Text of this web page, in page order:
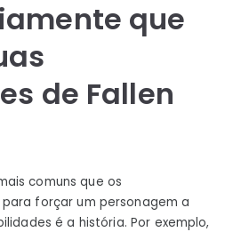
que
de Fallen
comuns que os
forçar um personagem a
é a história. Por exemplo,